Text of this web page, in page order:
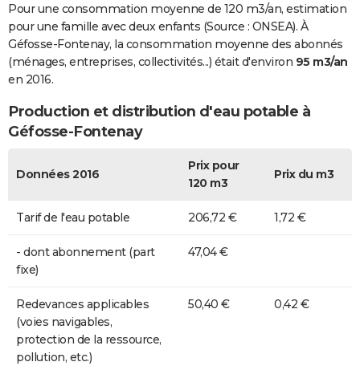
Pour une consommation moyenne de 120 m3/an, estimation
pour une famille avec deux enfants (Source : ONSEA). À
Géfosse-Fontenay, la consommation moyenne des abonnés
(ménages, entreprises, collectivités...) était d'environ 95 m3/an
en 2016.
Production et distribution d'eau potable à
Géfosse-Fontenay
Données 2016
Prix pour
120 m3
Prix du m3
Tarif de l'eau potable 206,72 € 1,72 €
- dont abonnement (part
fixe)
47,04 €
Redevances applicables
(voies navigables,
protection de la ressource,
pollution, etc.)
50,40 € 0,42 €